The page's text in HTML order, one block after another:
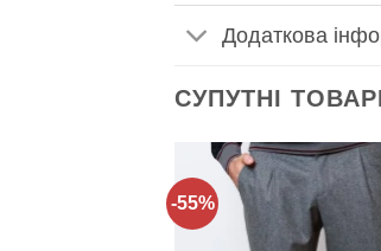
Додаткова
СУПУТНІ
-55%